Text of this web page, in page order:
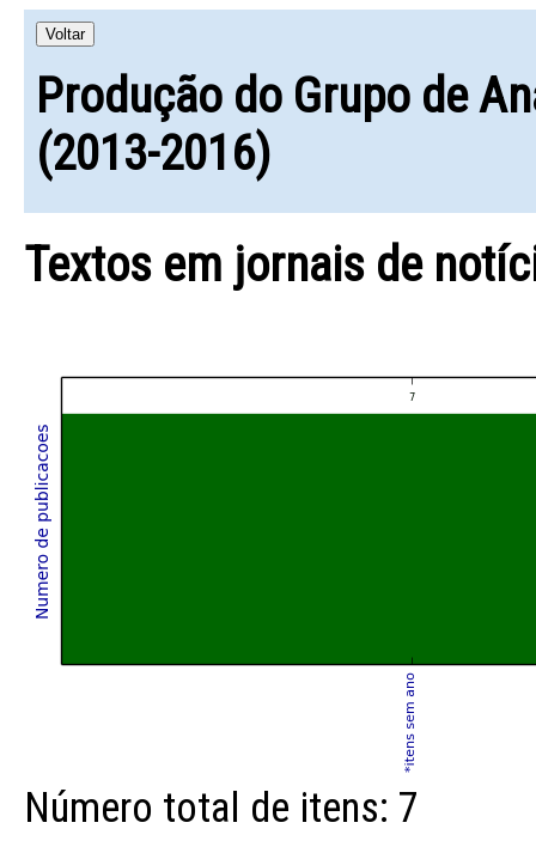
Voltar
Produção do Grupo de
(2013-2016)
Textos em jornais de
Número total de itens: 7